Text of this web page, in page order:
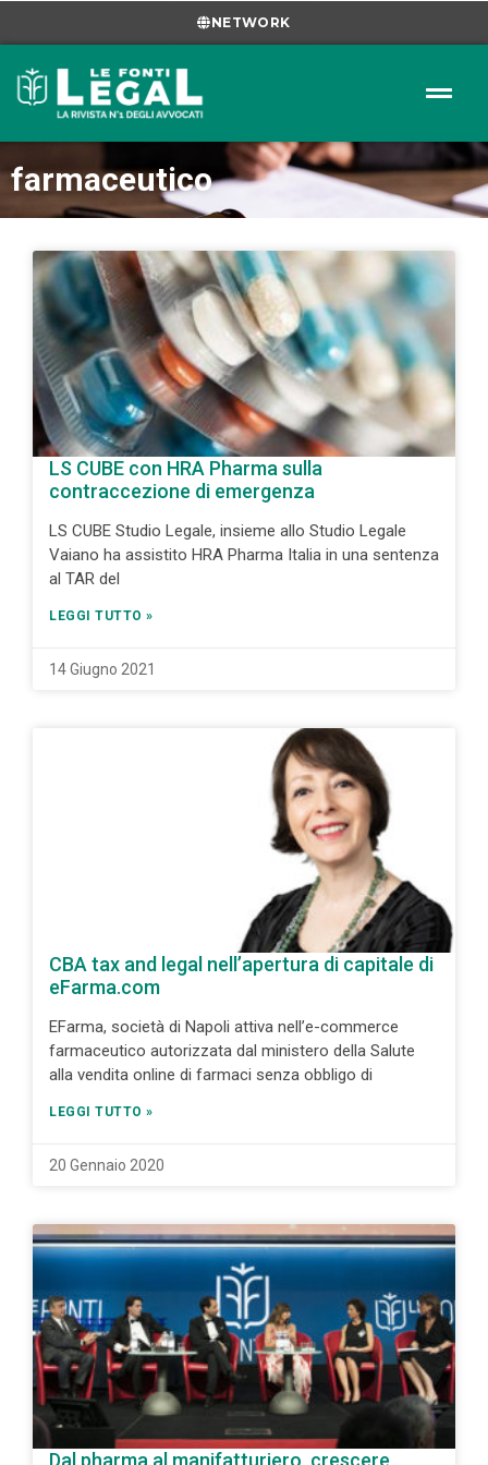
NETWORK
farmaceutico
LS CUBE con HRA Pharma sulla
contraccezione di emergenza
LS CUBE Studio Legale, insieme allo Studio Legale
Vaiano ha assistito HRA Pharma Italia in una sentenza
al TAR del
LEGGI TUTTO »
14 Giugno 2021
CBA tax and legal nell’apertura di capitale di
eFarma.com
EFarma, società di Napoli attiva nell’e-commerce
farmaceutico autorizzata dal ministero della Salute
alla vendita online di farmaci senza obbligo di
LEGGI TUTTO »
20 Gennaio 2020